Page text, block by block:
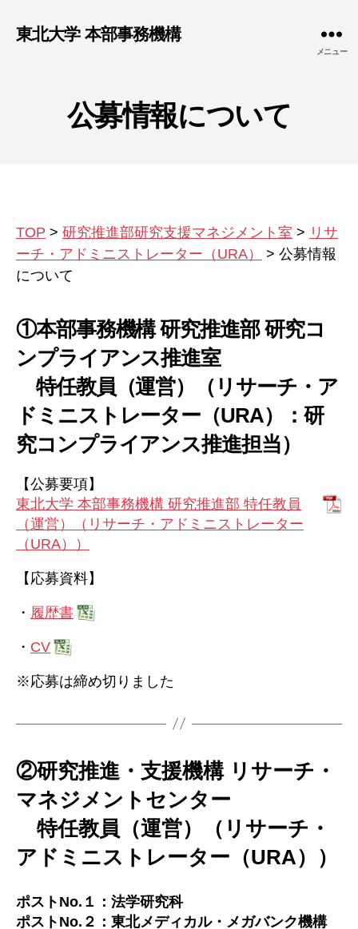
東北大学 本部事務機構
メニュー
公募情報について
TOP > 研究推進部研究支援マネジメント室 > リサ
ーチ・アドミニストレーター（URA）
> 公募情報
について
①本部事務機構 研究推進部 研究コ
ンプライアンス推進室
特任教員（運営）（リサーチ・ア
ドミニストレーター（URA）：研
究コンプライアンス推進担当）
【公募要項】
東北大学 本部事務機構 研究推進部 特任教員
（運営）（リサーチ・アドミニストレーター
（URA））
【応募資料】
・ 履歴書
・ CV
※応募は締め切りました
②研究推進・支援機構 リサーチ・
マネジメントセンター
特任教員（運営）（リサーチ・
アドミニストレーター（URA））
ポストNo.１：法学研究科
ポストNo.２：東北メディカル・メガバンク機構